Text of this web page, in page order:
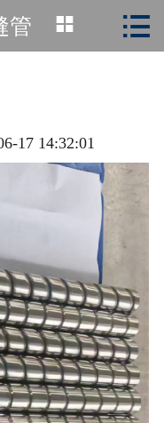
 首页
联系我们
管  
17 14:32:01